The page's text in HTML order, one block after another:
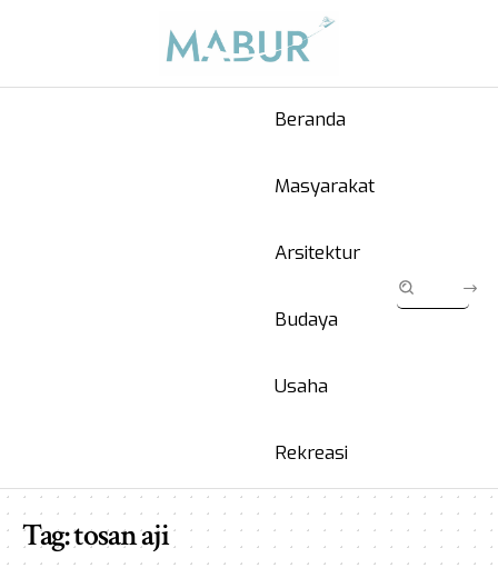
Beranda
Masyarakat
Arsitektur
Budaya
Usaha
Rekreasi
Tag:tosan aji